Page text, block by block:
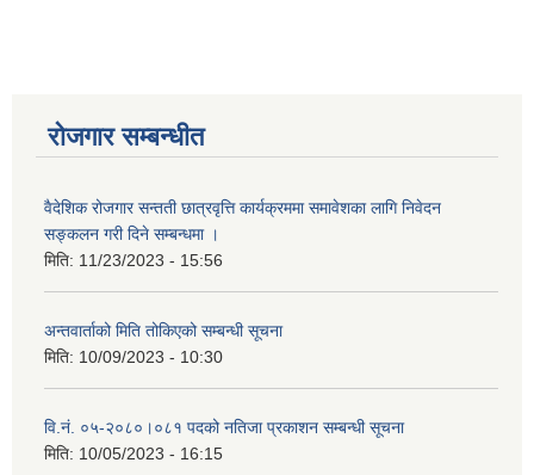
रोजगार सम्बन्धीत
वैदेशिक रोजगार सन्तती छात्रवृत्ति कार्यक्रममा समावेशका लागि निवेदन
सङ्कलन गरी दिने सम्बन्धमा ।
मिति: 11/23/2023 - 15:56
अन्तवार्ताको मिति तोकिएको सम्बन्धी सूचना
मिति: 10/09/2023 - 10:30
वि.नं. ०५-२०८०।०८१ पदको नतिजा प्रकाशन सम्बन्धी सूचना
मिति: 10/05/2023 - 16:15